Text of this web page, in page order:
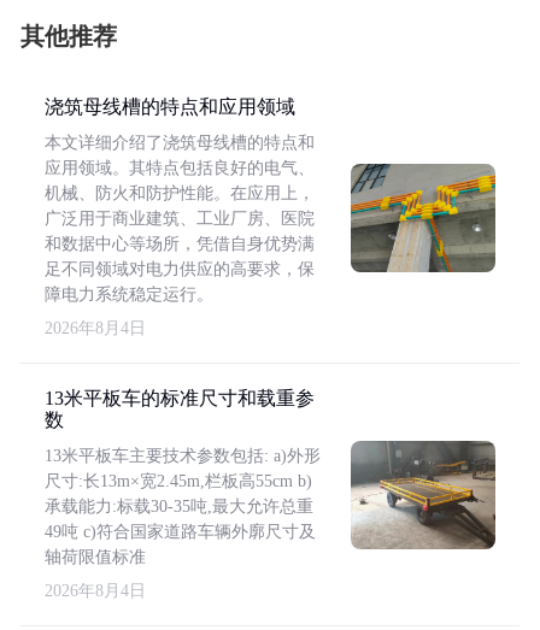
其他推荐
浇筑母线槽的特点和应用领域
本文详细介绍了浇筑母线槽的特点和
应用领域。其特点包括良好的电气、
机械、防火和防护性能。在应用上，
广泛用于商业建筑、工业厂房、医院
和数据中心等场所，凭借自身优势满
足不同领域对电力供应的高要求，保
障电力系统稳定运行。
2026年8月4日
13米平板车的标准尺寸和载重参
数
13米平板车主要技术参数包括: a)外形
尺寸:长13m×宽2.45m,栏板高55cm b)
承载能力:标载30-35吨,最大允许总重
49吨 c)符合国家道路车辆外廓尺寸及
轴荷限值标准
2026年8月4日